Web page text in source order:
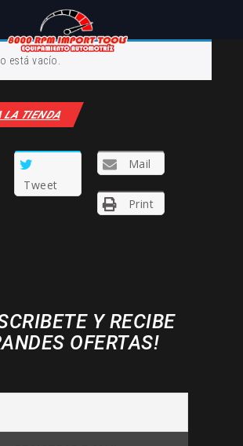
está vacío.
LA TIENDA
Tweet
Mail
Print
Y RECIBE
OFERTAS!